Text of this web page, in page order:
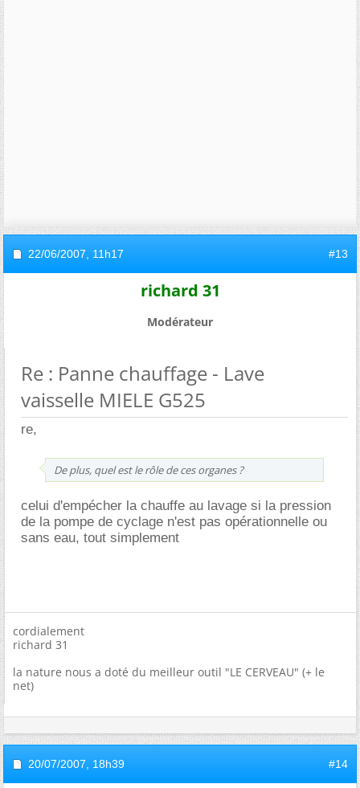
22/06/2007, 11h17 #13
richard 31
Modérateur
Re : Panne chauffage - Lave
vaisselle MIELE G525
re,
De plus, quel est le rôle de ces organes ?
celui d'empécher la chauffe au lavage si la pression
de la pompe de cyclage n'est pas opérationnelle ou
sans eau, tout simplement
cordialement
richard 31
la nature nous a doté du meilleur outil "LE CERVEAU" (+ le
net)
20/07/2007, 18h39 #14